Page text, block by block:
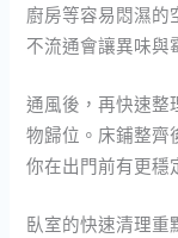
廚房等容易悶濕的
不流通會讓異味與
通風後，再快速整
物歸位。床鋪整齊
你在出門前有更穩
臥室的快速清理重